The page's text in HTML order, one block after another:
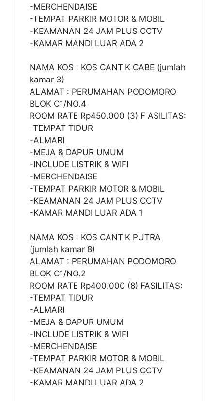
-MERCHENDAISE
-TEMPAT PARKIR MOTOR & MOBIL
-KEAMANAN 24 JAM PLUS CCTV
-KAMAR MANDI LUAR ADA 2
NAMA KOS : KOS CANTIK CABE (jumlah
kamar 3)
ALAMAT : PERUMAHAN PODOMORO
BLOK C1/NO.4
ROOM RATE Rp450.000 (3) F ASILITAS:
-TEMPAT TIDUR
-ALMARI
-MEJA & DAPUR UMUM
-INCLUDE LISTRIK & WIFI
-MERCHENDAISE
-TEMPAT PARKIR MOTOR & MOBIL
-KEAMANAN 24 JAM PLUS CCTV
-KAMAR MANDI LUAR ADA 1
NAMA KOS : KOS CANTIK PUTRA
(jumlah kamar 8)
ALAMAT : PERUMAHAN PODOMORO
BLOK C1/NO.2
ROOM RATE Rp400.000 (8) FASILITAS:
-TEMPAT TIDUR
-ALMARI
-MEJA & DAPUR UMUM
-INCLUDE LISTRIK & WIFI
-MERCHENDAISE
-TEMPAT PARKIR MOTOR & MOBIL
-KEAMANAN 24 JAM PLUS CCTV
-KAMAR MANDI LUAR ADA 2